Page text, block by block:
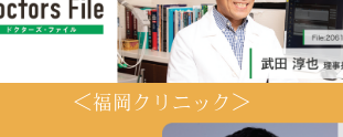
＜福岡クリニック＞